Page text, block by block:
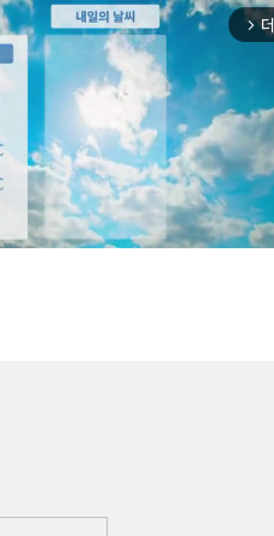
arrow_forward_ios